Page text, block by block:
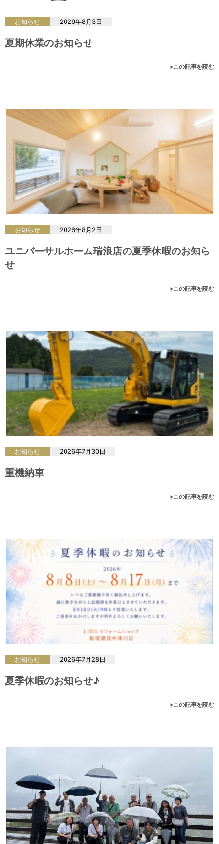
お知らせ 2026年8月3日
夏期休業のお知らせ
>この記事を読む
お知らせ 2026年8月2日
ユニバーサルホーム瑞浪店の夏季休暇のお知ら
せ
>この記事を読む
お知らせ 2026年7月30日
重機納車
>この記事を読む
お知らせ 2026年7月28日
夏季休暇のお知らせ♪
>この記事を読む